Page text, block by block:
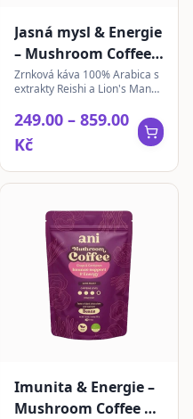
Jasná mysl & Energie
– Mushroom Coffee |
zrnková 200g
Zrnková káva 100% Arabica s
extrakty Reishi a Lion's Mane,
obsah kofeinu. Vhodná pro
249.00 – 859.00
Kč
Imunita & Energie –
Mushroom Coffee |